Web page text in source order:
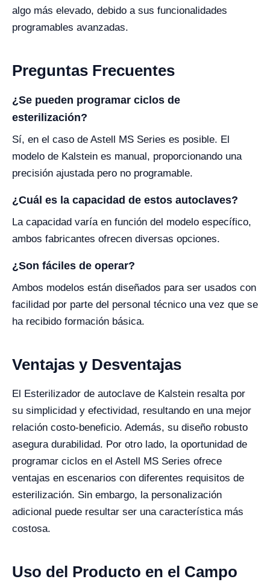
algo más elevado, debido a sus funcionalidades
programables avanzadas.
Preguntas Frecuentes
¿Se pueden programar ciclos de
esterilización?
Sí, en el caso de Astell MS Series es posible. El
modelo de Kalstein es manual, proporcionando una
precisión ajustada pero no programable.
¿Cuál es la capacidad de estos autoclaves?
La capacidad varía en función del modelo específico,
ambos fabricantes ofrecen diversas opciones.
¿Son fáciles de operar?
Ambos modelos están diseñados para ser usados con
facilidad por parte del personal técnico una vez que se
ha recibido formación básica.
Ventajas y Desventajas
El Esterilizador de autoclave de Kalstein resalta por
su simplicidad y efectividad, resultando en una mejor
relación costo-beneficio. Además, su diseño robusto
asegura durabilidad. Por otro lado, la oportunidad de
programar ciclos en el Astell MS Series ofrece
ventajas en escenarios con diferentes requisitos de
esterilización. Sin embargo, la personalización
adicional puede resultar ser una característica más
costosa.
Uso del Producto en el Campo